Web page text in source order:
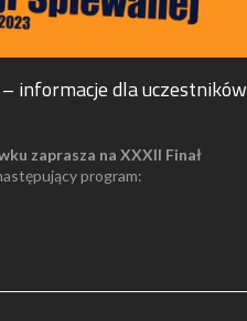
informacje dla uczestników
zaprasza na XXXII Finał
program: